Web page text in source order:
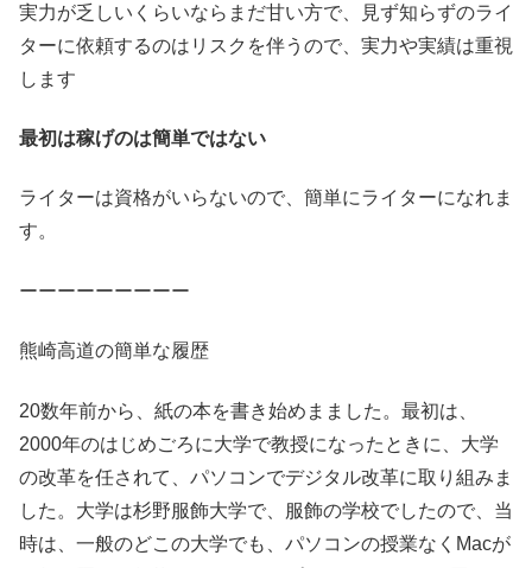
実力が乏しいくらいならまだ甘い方で、見ず知らずのライ
ターに依頼するのはリスクを伴うので、実力や実績は重視
します
最初は稼げのは簡単ではない
ライターは資格がいらないので、簡単にライターになれま
す。
ーーーーーーーーー
熊崎高道の簡単な履歴
20数年前から、紙の本を書き始めまました。最初は、
2000年のはじめごろに大学で教授になったときに、大学
の改革を任されて、パソコンでデジタル改革に取り組みま
した。大学は杉野服飾大学で、服飾の学校でしたので、当
時は、一般のどこの大学でも、パソコンの授業なくMacが